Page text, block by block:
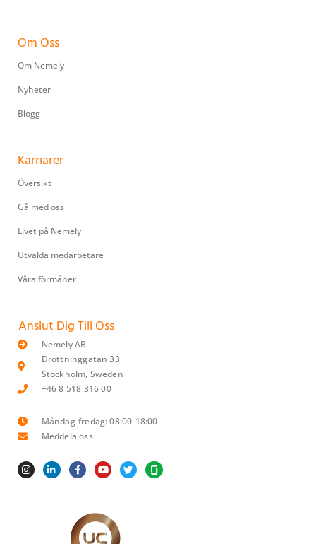
Om Oss
Om Nemely
Nyheter
Blogg
Karriärer
Översikt
Gå med oss
Livet på Nemely
Utvalda medarbetare
Våra förmåner
Anslut Dig Till Oss
Nemely AB
Drottninggatan 33
Stockholm, Sweden
+46 8 518 316 00
Måndag-fredag: 08:00-18:00
Meddela oss